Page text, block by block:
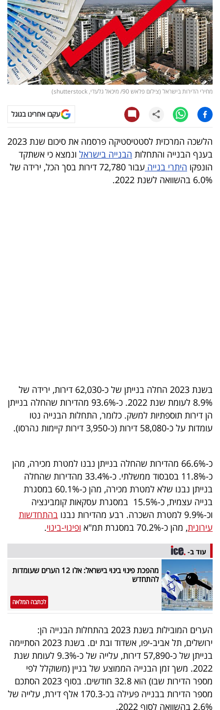
דעות
רכילות
עסקית
קריפטו
ויראלי
טלוויזיה
עסקי
ספורט
קריירה
5
המילון
הכלכלי
40
UNDER
40
פעולה
דרושים
מייל
אדום
מחירי הדירות בישראל (צילום פלאש 90/ מיכאל גלעדי, shutterstock)
עקבו אחרינו בגוגל
הלשכה המרכזית לסטטיסטיקה פרסמה את סיכום שנת 2023
בענף הבנייה והתחלות הבנייה בישראל ונמצא כי אשתקד
הונפקו היתרי בנייה
עבור 72,780 דירות בסך הכל, ירידה של
6.0% בהשוואה לשנת 2022.
בשנת 2023 החלה בנייתן של כ-62,030 דירות, ירידה של
8.9% לעומת שנת 2022. כ-93.6% מהדירות שהחלה בנייתן
הן דירות תוספתיות למשק. כלומר, התחלות הבנייה נטו
עומדות על כ-58,080 דירות (כ-3,950 דירות קיימות נהרסו).
כ-66.6% מהדירות שהחלה בנייתן נבנו למטרת מכירה, מהן
כ-11.8% בסבסוד ממשלתי. כ-33.4% מהדירות שהחלה
בנייתן נבנו שלא למטרת מכירה, מהן כ-60.1% במסגרת
בנייה עצמית, כ-15.5% במסגרת עסקאות קומבינציה
וכ-9.9% למטרת השכרה. רבע מהדירות נבנו
בהתחדשות
עירונית, מהן כ-70.2% במסגרת תמ"א ופינוי-בינוי.
עוד ב-
מהפכת פינוי בינוי בישראל: אלו 12 הערים שעומדות
להתחדש
לכתבה המלאה
הערים המובילות בשנת 2023 בהתחלות הבנייה הן:
ירושלים, תל אביב-יפו, אשדוד ובת ים. בשנת 2023 הסתיימה
בנייתן של כ-57,890 דירות, עלייה של כ-9.3% לעומת שנת
2022. משך זמן הבנייה הממוצע של בניין (משוקלל לפי
מספר הדירות שבו) הוא 32.8 חודשים. בסוף 2023 הסתכם
מספר הדירות בבנייה פעילה בכ-170.3 אלף דירת, עלייה של
2.6% בהשוואה לסוף 2022.